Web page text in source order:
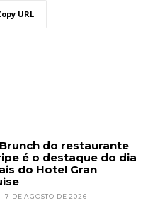
URL
do restaurante
é o destaque do dia
do Hotel Gran
7 DE AGOSTO DE 2026